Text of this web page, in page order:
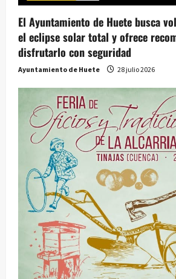
n
t
r
a
El Ayuntamiento de Huete busca
el eclipse solar total y ofrece
disfrutarlo con seguridad
Ayuntamiento de Huete 28 julio 2026